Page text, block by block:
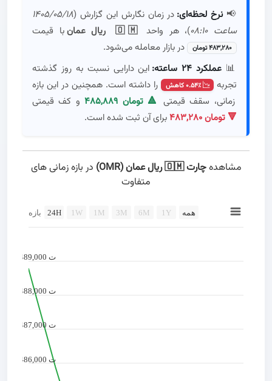
📢نرخ لحظه‌ای: در زمان نگارش این گزارش (۱۴۰۵/۰۵/۱۸
ساعت ۰۸:۱۰
)، هر واحد 🇴🇲 ریال عمان با قیمت
۴۸۳,۲۸۰ تومان
در بازار معامله می‌شود.
📊 عملکرد ۲۴ ساعته:
این دارایی نسبت به روز گذشته
تجربه
۰.۵۴٪ کاهش
را داشته است. همچنین در این بازه
زمانی، سقف قیمتی ۴۸۵,۸۸۹ تومان 🔺
و کف قیمتی
۴۸۳,۲۸۰ تومان 🔻
برای آن ثبت شده است.
مشاهدهچارت 🇴🇲 ریال عمان (OMR)
در بازه زمانی های
متفاوت
Combination chart with 2 data series.
بازه 24H 1W 1M 3M 6M 1Y همه
486,000 ت
487,000 ت
488,000 ت
489,000 ت